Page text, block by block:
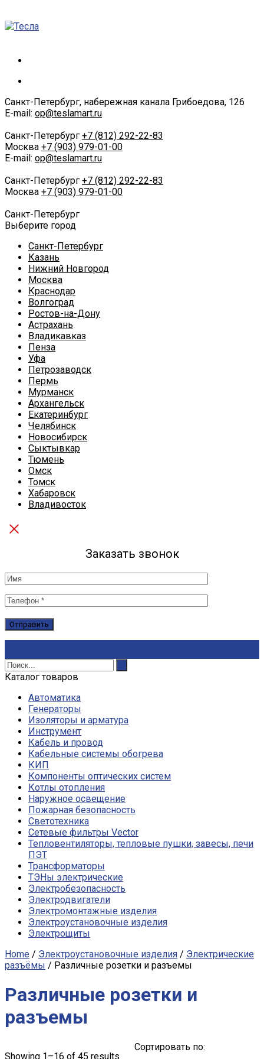
Санкт-Петербург, набережная канала Грибоедова, 126
E-mail: op@teslamart.ru
Санкт-Петербург +7 (812) 292-22-83
Москва +7 (903) 979-01-00
E-mail: op@teslamart.ru
Санкт-Петербург +7 (812) 292-22-83
Москва +7 (903) 979-01-00
Санкт-Петербург
Выберите город
Санкт-Петербург
Казань
Нижний Новгород
Москва
Краснодар
Волгоград
Ростов-на-Дону
Астрахань
Владикавказ
Пенза
Уфа
Петрозаводск
Пермь
Мурманск
Архангельск
Екатеринбург
Челябинск
Новосибирск
Сыктывкар
Тюмень
Омск
Томск
Хабаровск
Владивосток
Заказать звонок
Каталог товаров
Автоматика
Генераторы
Изоляторы и арматура
Инструмент
Кабель и провод
Кабельные системы обогрева
КИП
Компоненты оптических систем
Котлы отопления
Наружное освещение
Пожарная безопасность
Светотехника
Сетевые фильтры Vector
Тепловентиляторы, тепловые пушки, завесы, печи
ПЭТ
Трансформаторы
ТЭНы электрические
Электробезопасность
Электродвигатели
Электромонтажные изделия
Электроустановочные изделия
Электрощиты
Home / Электроустановочные изделия / Электрические
разъёмы / Различные розетки и разъемы
Различные розетки и
разъемы
Showing 1–16 of 45 results
Сортировать по: